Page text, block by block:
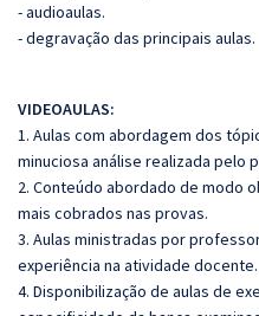
- audioaulas.
- degravação das principais aulas.
VIDEOAULAS:
1. Aulas com abordagem dos
minuciosa análise realizada pelo
2. Conteúdo abordado de modo
mais cobrados nas provas.
3. Aulas ministradas por
experiência na atividade docente.
4. Disponibilização de aulas de